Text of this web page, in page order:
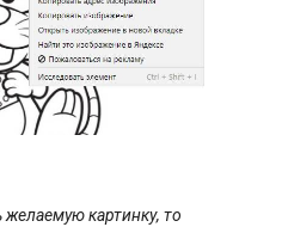
картинку, то